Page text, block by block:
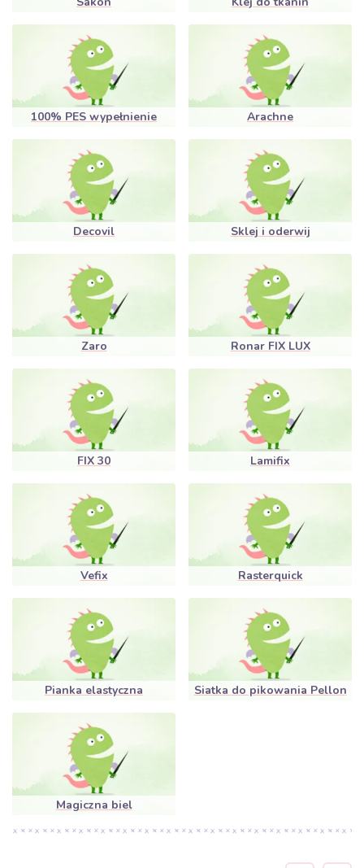
100% PES wypełnienie Arachne
Decovil Sklej i oderwij
Zaro Ronar FIX LUX
FIX 30 Lamifix
Vefix Rasterquick
Pianka elastyczna Siatka do pikowania Pellon
Magiczna biel